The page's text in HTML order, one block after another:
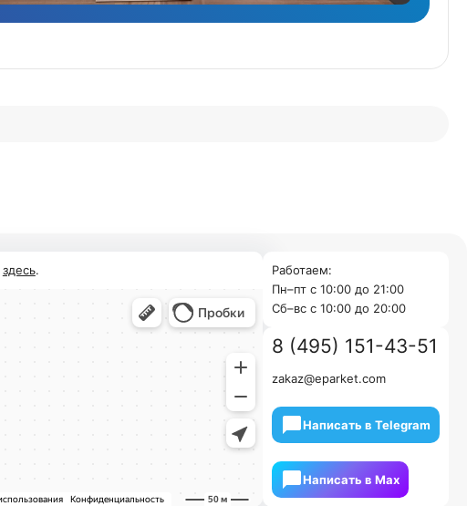
здесь.
Работаем:
Пн–пт с 10:00 до 21:00
Cб–вс с 10:00 до 20:00
8 (495) 151-43-51
zakaz@eparket.com
Написать в Telegram
Написать в Мах